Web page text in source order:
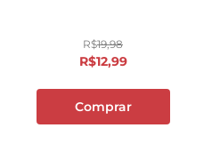
R$19,98
R$12,99
Comprar